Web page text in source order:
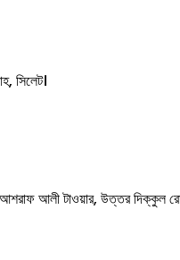
সিলেট।
আলী টাওয়ার, উত্তর দিক্কুল